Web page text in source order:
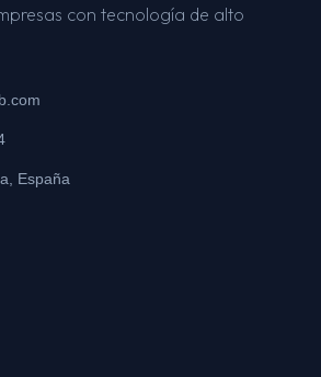
con tecnología de alto
España